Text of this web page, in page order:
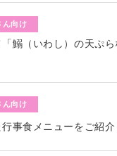
ん向け
鰯（いわし）の天ぷら
ん向け
事食メニューをご紹介